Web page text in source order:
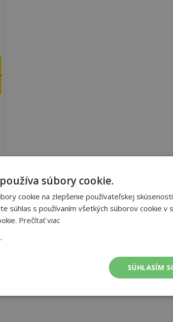
súbory cookie.
cookie na zlepšenie používateľskej
súhlas s používaním všetkých súborov cookie v
Prečítať viac
SÚHLASÍM